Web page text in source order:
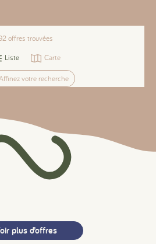
votre recherche
Liste Carte
offres trouvées
plus d’offres